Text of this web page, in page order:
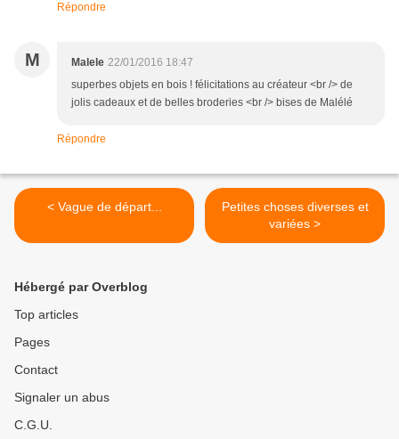
Répondre
M Malele 22/01/2016 18:47
superbes objets en bois ! félicitations au créateur <br /> de
jolis cadeaux et de belles broderies <br /> bises de Malélé
Répondre
< Vague de départ...
Petites choses diverses et
variées >
Hébergé par Overblog
Top articles
Pages
Contact
Signaler un abus
C.G.U.